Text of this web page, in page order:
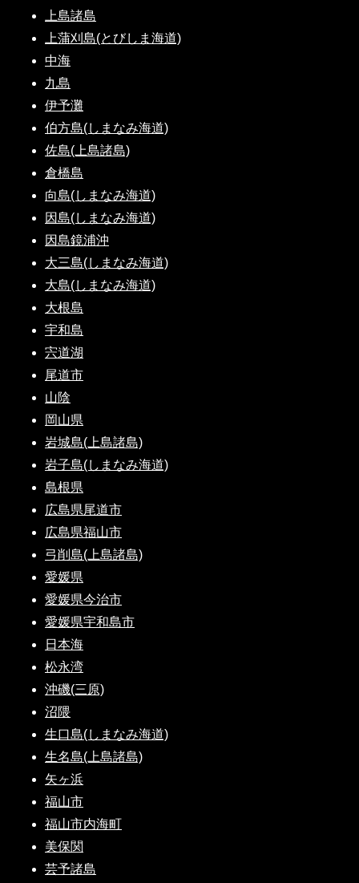
上島諸島
上蒲刈島(とびしま海道)
中海
九島
伊予灘
伯方島(しまなみ海道)
佐島(上島諸島)
倉橋島
向島(しまなみ海道)
因島(しまなみ海道)
因島鏡浦沖
大三島(しまなみ海道)
大島(しまなみ海道)
大根島
宇和島
宍道湖
尾道市
山陰
岡山県
岩城島(上島諸島)
岩子島(しまなみ海道)
島根県
広島県尾道市
広島県福山市
弓削島(上島諸島)
愛媛県
愛媛県今治市
愛媛県宇和島市
日本海
松永湾
沖磯(三原)
沼隈
生口島(しまなみ海道)
生名島(上島諸島)
矢ヶ浜
福山市
福山市内海町
美保関
芸予諸島